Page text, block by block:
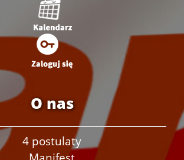
O nas
4 postulaty